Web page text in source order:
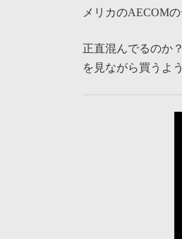
メリカのAECOMの
正直混んでるのか
を見ながら買うよ